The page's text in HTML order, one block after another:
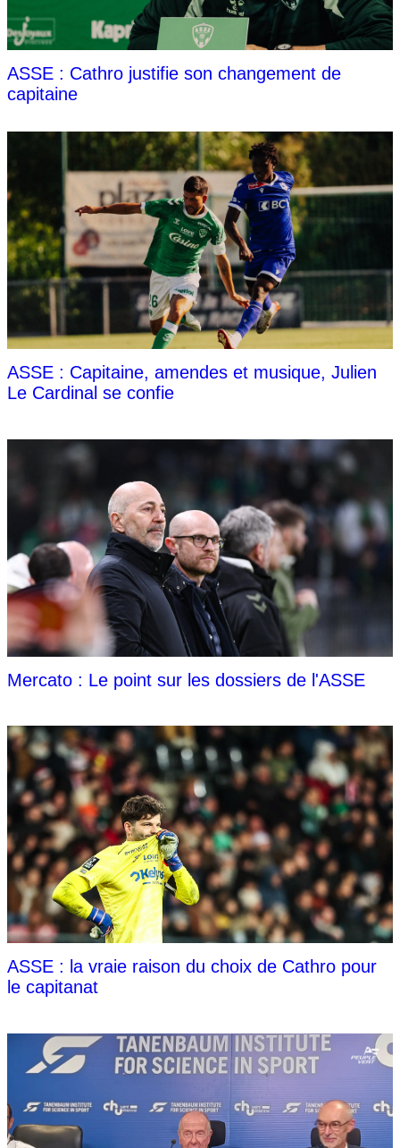
ASSE : Cathro justifie son changement de
capitaine
ASSE : Capitaine, amendes et musique, Julien
Le Cardinal se confie
Mercato : Le point sur les dossiers de l'ASSE
ASSE : la vraie raison du choix de Cathro pour
le capitanat